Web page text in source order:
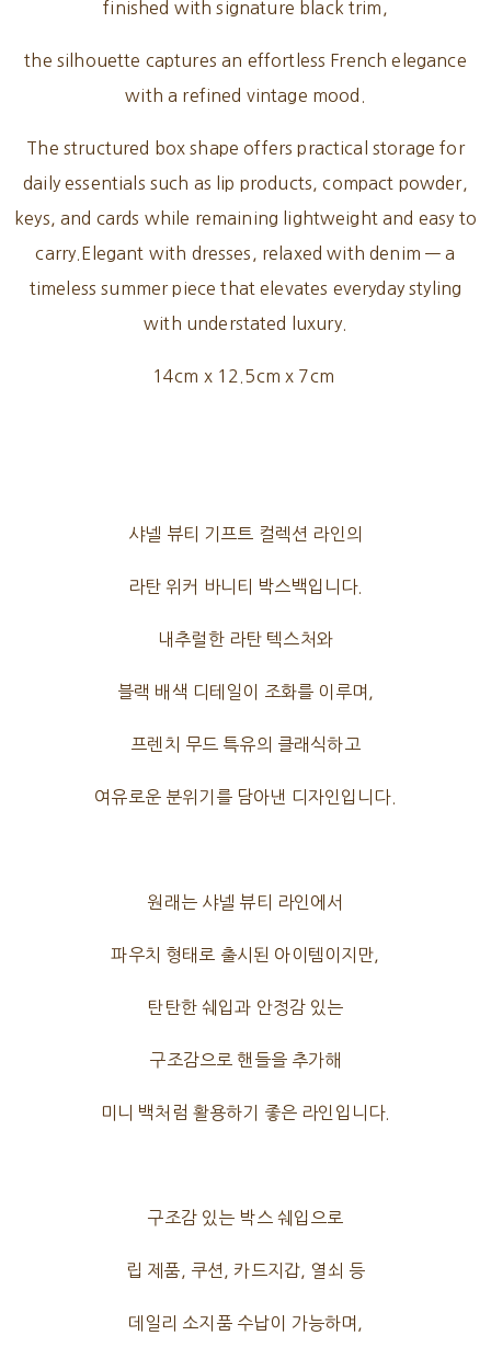
finished with signature black trim,
the silhouette captures an effortless French elegance
with a refined vintage mood.
The structured box shape offers practical storage for
daily essentials such as lip products, compact powder,
keys, and cards while remaining lightweight and easy to
carry.Elegant with dresses, relaxed with denim — a
timeless summer piece that elevates everyday styling
with understated luxury.
14cm x 12.5cm x 7cm
샤넬 뷰티 기프트 컬렉션 라인의
라탄 위커 바니티 박스백입니다.
내추럴한 라탄 텍스처와
블랙 배색 디테일이 조화를 이루며,
프렌치 무드 특유의 클래식하고
여유로운 분위기를 담아낸 디자인입니다.
원래는 샤넬 뷰티 라인에서
파우치 형태로 출시된 아이템이지만,
탄탄한 쉐입과 안정감 있는
구조감으로 핸들을 추가해
미니 백처럼 활용하기 좋은 라인입니다.
구조감 있는 박스 쉐입으로
립 제품, 쿠션, 카드지갑, 열쇠 등
데일리 소지품 수납이 가능하며,